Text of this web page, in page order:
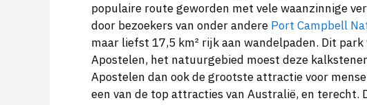
populaire route geworden met vele waanzinnige
door bezoekers van onder andere Port Campbell
maar liefst 17,5 km² rijk aan wandelpaden. Dit
Apostelen, het natuurgebied moest deze
Apostelen dan ook de grootste attractie voor
een van de top attracties van Australië, en